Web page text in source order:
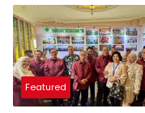
Featured